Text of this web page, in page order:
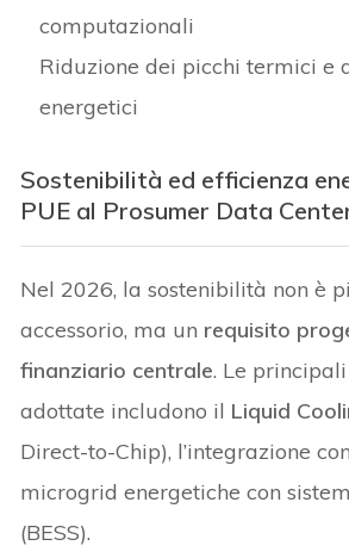
computazionali
Riduzione dei picchi termici e
energetici
Sostenibilità ed efficienza
PUE al Prosumer Data
Nel 2026, la sostenibilità non è
accessorio, ma un requisito
finanziario centrale. Le
adottate includono il Liquid
Direct-to-Chip), l’integrazione
microgrid energetiche con
(BESS).